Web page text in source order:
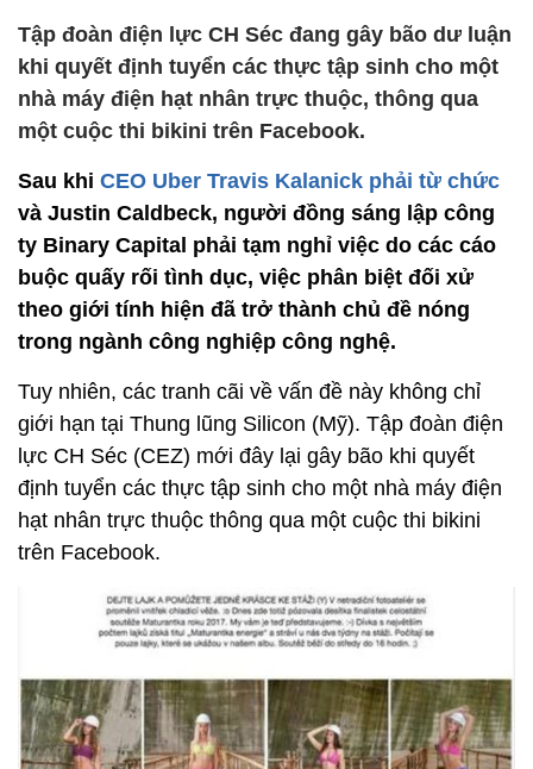
Tập đoàn điện lực CH Séc đang gây bão dư luận
khi quyết định tuyển các thực tập sinh cho một
nhà máy điện hạt nhân trực thuộc, thông qua
một cuộc thi bikini trên Facebook.
Sau khi CEO Uber Travis Kalanick phải từ chức
và Justin Caldbeck, người đồng sáng lập công
ty Binary Capital phải tạm nghỉ việc do các cáo
buộc quấy rối tình dục, việc phân biệt đối xử
theo giới tính hiện đã trở thành chủ đề nóng
trong ngành công nghiệp công nghệ.
Tuy nhiên, các tranh cãi về vấn đề này không chỉ
giới hạn tại Thung lũng Silicon (Mỹ). Tập đoàn điện
lực CH Séc (CEZ) mới đây lại gây bão khi quyết
định tuyển các thực tập sinh cho một nhà máy điện
hạt nhân trực thuộc thông qua một cuộc thi bikini
trên Facebook.